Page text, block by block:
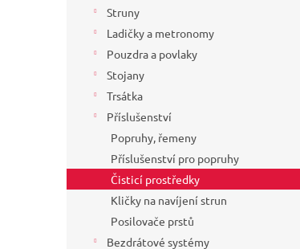
Struny
Ladičky a metronomy
Pouzdra a povlaky
Stojany
Trsátka
Příslušenství
Popruhy, řemeny
Příslušenství pro popruhy
Čisticí prostředky
Kličky na navíjení strun
Posilovače prstů
Bezdrátové systémy